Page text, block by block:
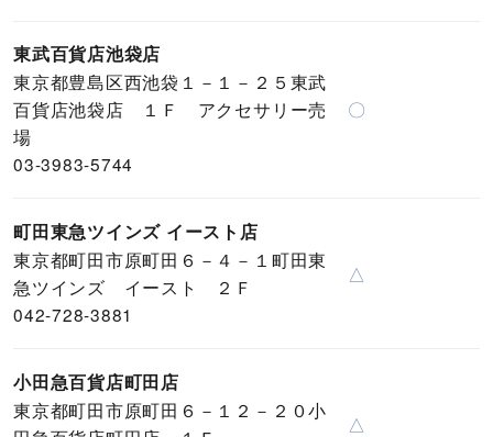
東武百貨店池袋店
東京都豊島区西池袋１－１－２５東武
百貨店池袋店 １Ｆ アクセサリー売
場
03-3983-5744
〇
町田東急ツインズ イースト店
東京都町田市原町田６－４－１町田東
急ツインズ イースト ２Ｆ
042-728-3881
△
小田急百貨店町田店
東京都町田市原町田６－１２－２０小
△